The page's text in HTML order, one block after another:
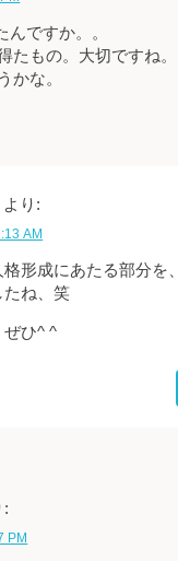
ですか。。
たもの。大切ですね。
かな。
より:
AM
形成にあたる部分を、
たね、笑
ぜひ^ ^
:
PM